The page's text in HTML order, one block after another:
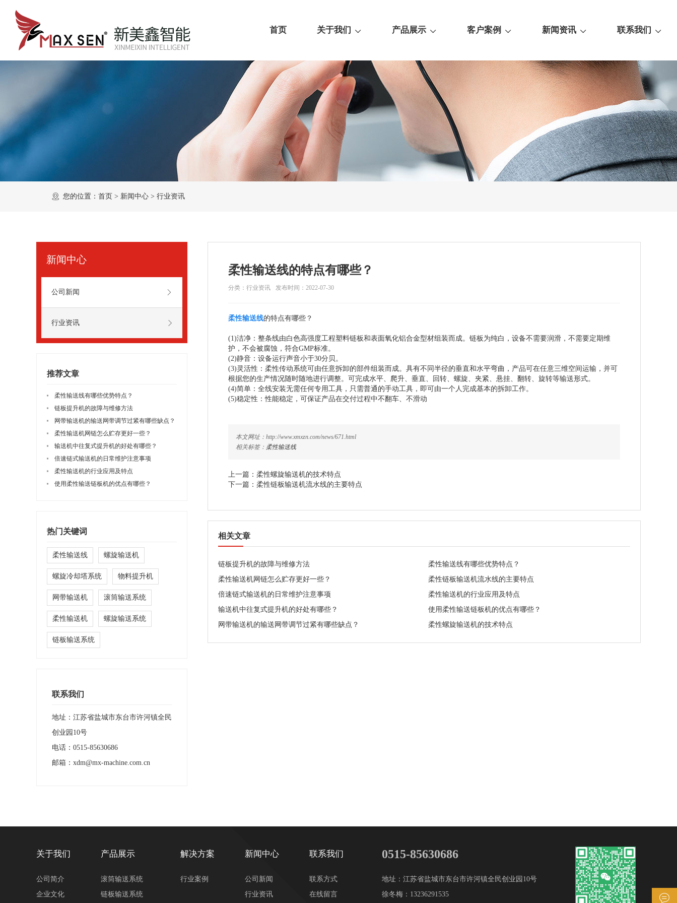
首页 关于我们 产品展示 客户案例 新闻资讯 联系我们
您的位置： 首页 > 新闻中心 > 行业资讯
柔性输送线的特点有哪些？
分类：行业资讯 发布时间：2022-07-30
柔性输送线的特点有哪些？
(1)洁净：整条线由白色高强度工程塑料链板和表面氧化铝合金型材组装而成。链板为纯白，设备不需要润滑，不需要定期维
护，不会被腐蚀，符合GMP标准。
(2)静音：设备运行声音小于30分贝。
(3)灵活性：柔性传动系统可由任意拆卸的部件组装而成。具有不同半径的垂直和水平弯曲，产品可在任意三维空间运输，并可
根据您的生产情况随时随地进行调整。可完成水平、爬升、垂直、回转、螺旋、夹紧、悬挂、翻转、旋转等输送形式。
(4)简单：全线安装无需任何专用工具，只需普通的手动工具，即可由一个人完成基本的拆卸工作。
(5)稳定性：性能稳定，可保证产品在交付过程中不翻车、不滑动
本文网址：http://www.xmxzn.com/news/671.html
相关标签： 柔性输送线
上一篇： 柔性螺旋输送机的技术特点
下一篇： 柔性链板输送机流水线的主要特点
相关文章
链板提升机的故障与维修方法
柔性输送线有哪些优势特点？
柔性输送机网链怎么贮存更好一些？
柔性链板输送机流水线的主要特点
倍速链式输送机的日常维护注意事项
柔性输送机的行业应用及特点
输送机中往复式提升机的好处有哪些？
使用柔性输送链板机的优点有哪些？
网带输送机的输送网带调节过紧有哪些缺点？
柔性螺旋输送机的技术特点
新闻中心
公司新闻
行业资讯
推荐文章
柔性输送线有哪些优势特点？
链板提升机的故障与维修方法
网带输送机的输送网带调节过紧有哪些缺点？
柔性输送机网链怎么贮存更好一些？
输送机中往复式提升机的好处有哪些？
倍速链式输送机的日常维护注意事项
柔性输送机的行业应用及特点
使用柔性输送链板机的优点有哪些？
热门关键词
柔性输送线 螺旋输送机
螺旋冷却塔系统 物料提升机
网带输送机 滚筒输送系统
柔性输送机 螺旋输送系统
链板输送系统
联系我们
地址：江苏省盐城市东台市许河镇全民
创业园10号
电话： 0515-85630686
邮箱： xdm@mx-machine.com.cn
关于我们
公司简介
企业文化
产品展示
滚筒输送系统
链板输送系统
解决方案
行业案例
新闻中心
公司新闻
行业资讯
联系我们
联系方式
在线留言
0515-85630686
地址：江苏省盐城市东台市许河镇全民创业园10号
徐冬梅：13236291535